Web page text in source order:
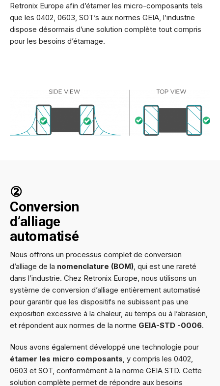
Retronix Europe afin d’étamer les micro-composants tels
que les 0402, 0603, SOT’s aux normes GEIA, l’industrie
dispose désormais d’une solution complète tout compris
pour les besoins d’étamage.
②
Conversion
d’alliage
automatisé
Nous offrons un processus complet de conversion
d’alliage de la nomenclature (BOM), qui est une rareté
dans l’industrie. Chez Retronix Europe, nous utilisons un
système de conversion d’alliage entièrement automatisé
pour garantir que les dispositifs ne subissent pas une
exposition excessive à la chaleur, au temps ou à l’abrasion,
et répondent aux normes de la norme GEIA-STD -0006.
Nous avons également développé une technologie pour
étamer les micro composants, y compris les 0402,
0603 et SOT, conformément à la norme GEIA STD. Cette
solution complète permet de répondre aux besoins